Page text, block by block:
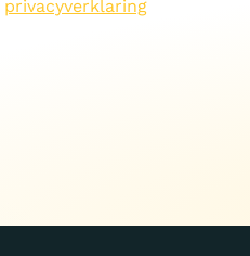
privacyverklaring